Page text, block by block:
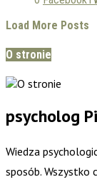
Load More Posts
O stronie
psycholog
Wiedza
sposób. Wszystko